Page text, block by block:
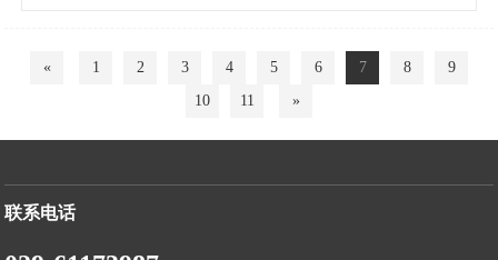
率器件在电机控制器中应用所遇到的实
« 1 2 3 4 5 6 7 8
9
10
11 »
联系电话